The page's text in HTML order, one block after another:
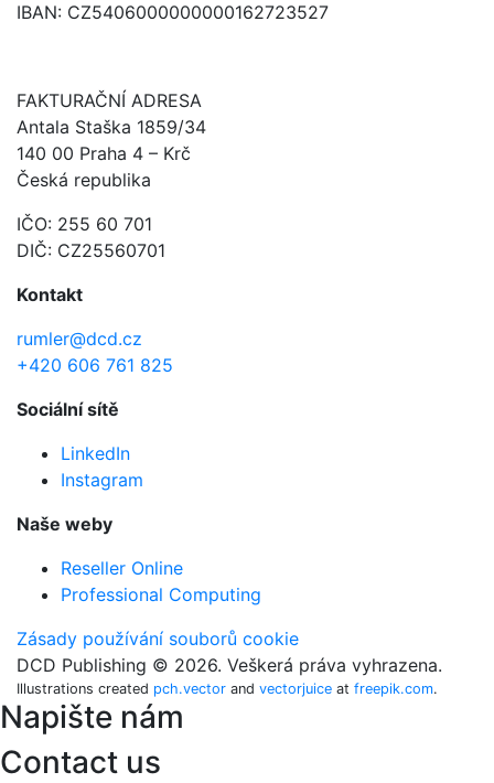
IBAN: CZ5406000000000162723527
FAKTURAČNÍ ADRESA
Antala Staška 1859/34
140 00 Praha 4 – Krč
Česká republika
IČO: 255 60 701
DIČ: CZ25560701
Kontakt
rumler@dcd.cz
+420 606 761 825
Sociální sítě
LinkedIn
Instagram
Naše weby
Reseller Online
Professional Computing
Zásady používání souborů cookie
DCD Publishing © 2026. Veškerá práva vyhrazena.
Illustrations created pch.vector and vectorjuice at freepik.com.
Napište nám
Contact us